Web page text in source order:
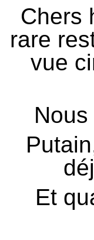
Chers
rare
vue
Et